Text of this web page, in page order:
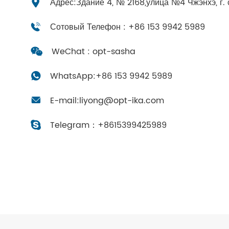
Сотовый Телефон : +86 153 9942 5989
WeChat : opt-sasha
WhatsApp:+86 153 9942 5989
E-mail:liyong@opt-ika.com
Telegram： +8615399425989